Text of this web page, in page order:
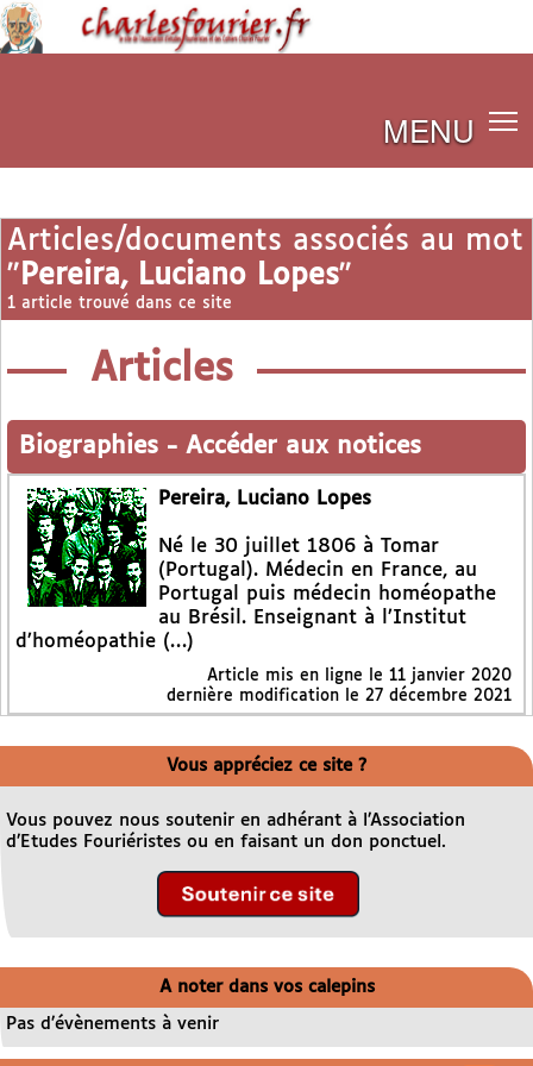
MENU
Articles/documents associés au mot
" Pereira, Luciano Lopes"
1 article trouvé dans ce site
Articles
Biographies - Accéder aux notices
Pereira, Luciano Lopes
Né le 30 juillet 1806 à Tomar
(Portugal). Médecin en France, au
Portugal puis médecin homéopathe
au Brésil. Enseignant à l’Institut
d’homéopathie (…)
Article mis en ligne le 11 janvier 2020
dernière modification le 27 décembre 2021
Vous appréciez ce site ?
Vous pouvez nous soutenir en adhérant à l’Association
d’Etudes Fouriéristes ou en faisant un don ponctuel.
A noter dans vos calepins
Pas d’évènements à venir